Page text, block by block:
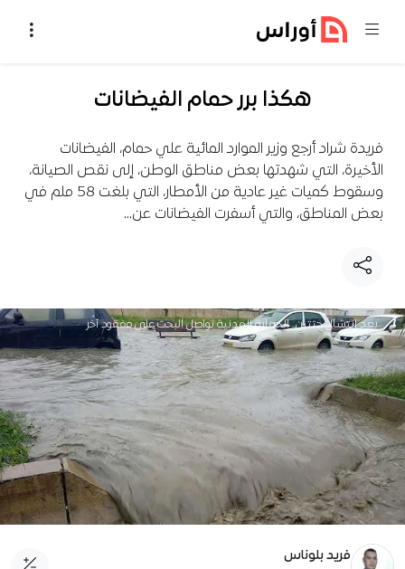
هكذا برر حمام الفيضانات
فريدة شراد أرجع وزير الموارد المائية علي حمام، الفيضانات
الأخيرة، التي شهدتها بعض مناطق الوطن، إلى نقص الصيانة،
وسقوط كميات غير عادية من الأمطار، التي بلغت 58 ملم في
بعض المناطق، والتي أسفرت الفيضانات عن…
بعد انتشال جثتين.. الحماية المدنية تواصل البحث على مفقود آخر
فريد بلوناس